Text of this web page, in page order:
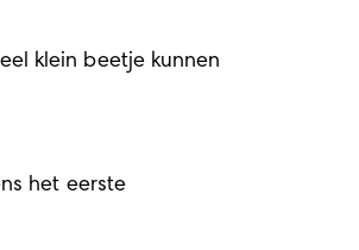
klein beetje kunnen
het eerste